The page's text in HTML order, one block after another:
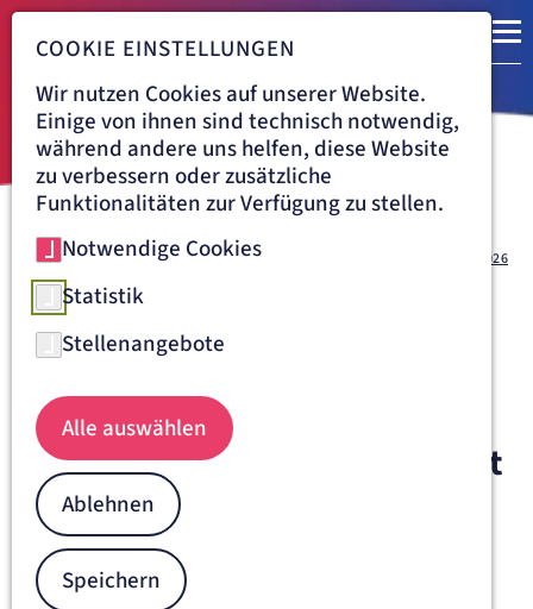
Navigationspfad
KLINIK VINCENTINUM AUGSBURG ÜBER UNS 27.01.2026
Klinik Vincentinum eröffnet
Abteilung für Multimodale
Schmerztherapie -
Ganzheitlicher
Behandlungsansatz verbessert
Versorgung von Menschen mit
chronischen Schmerzen
Klinik Vincentinum Augsburg, 27.01.2026
COOKIE EINSTELLUNGEN
Wir nutzen Cookies auf unserer Website.
Einige von ihnen sind technisch notwendig,
während andere uns helfen, diese Website
zu verbessern oder zusätzliche
Funktionalitäten zur Verfügung zu stellen.
Notwendige Cookies
Statistik
Stellenangebote
Alle auswählen
Ablehnen
Speichern